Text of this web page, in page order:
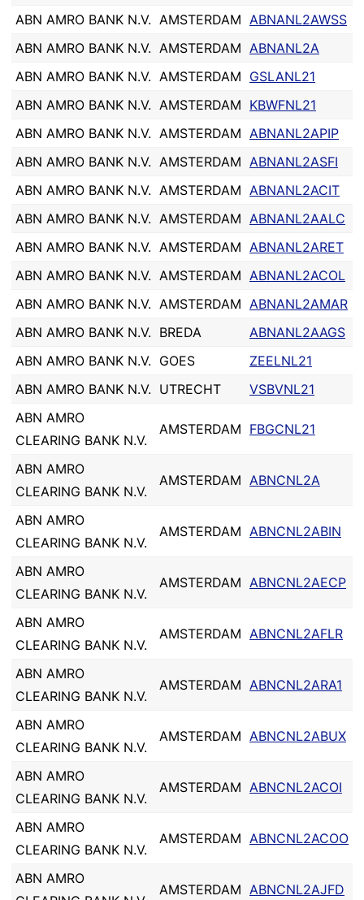
ABN AMRO BANK N.V. AMSTERDAM ABNANL2AWSS
ABN AMRO BANK N.V. AMSTERDAM ABNANL2A
ABN AMRO BANK N.V. AMSTERDAM GSLANL21
ABN AMRO BANK N.V. AMSTERDAM KBWFNL21
ABN AMRO BANK N.V. AMSTERDAM ABNANL2APIP
ABN AMRO BANK N.V. AMSTERDAM ABNANL2ASFI
ABN AMRO BANK N.V. AMSTERDAM ABNANL2ACIT
ABN AMRO BANK N.V. AMSTERDAM ABNANL2AALC
ABN AMRO BANK N.V. AMSTERDAM ABNANL2ARET
ABN AMRO BANK N.V. AMSTERDAM ABNANL2ACOL
ABN AMRO BANK N.V. AMSTERDAM ABNANL2AMAR
ABN AMRO BANK N.V. BREDA
ABNANL2AAGS
ABN AMRO BANK N.V. GOES
ZEELNL21
ABN AMRO BANK N.V. UTRECHT
VSBVNL21
ABN AMRO
CLEARING BANK N.V.
AMSTERDAM FBGCNL21
ABN AMRO
CLEARING BANK N.V.
AMSTERDAM ABNCNL2A
ABN AMRO
CLEARING BANK N.V.
AMSTERDAM ABNCNL2ABIN
ABN AMRO
CLEARING BANK N.V.
AMSTERDAM ABNCNL2AECP
ABN AMRO
CLEARING BANK N.V.
AMSTERDAM ABNCNL2AFLR
ABN AMRO
CLEARING BANK N.V.
AMSTERDAM ABNCNL2ARA1
ABN AMRO
CLEARING BANK N.V.
AMSTERDAM ABNCNL2ABUX
ABN AMRO
CLEARING BANK N.V.
AMSTERDAM ABNCNL2ACOI
ABN AMRO
CLEARING BANK N.V.
AMSTERDAM ABNCNL2ACOO
ABN AMRO
AMSTERDAM ABNCNL2AJFD